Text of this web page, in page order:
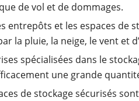
de vol et de dommages.
entrepôts et les espaces de
la pluie, la neige, le vent et
spécialisées dans le
une grande
de stockage sécurisés